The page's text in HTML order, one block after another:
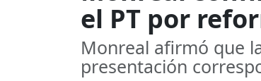
el PT por
Monreal afirmó que
presentación